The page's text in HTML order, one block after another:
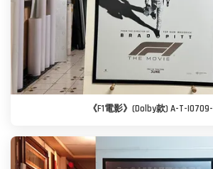
《F1電影》(Dolby款) A-T-I0709-